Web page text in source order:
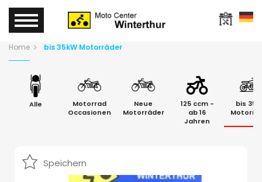
Home bis 35kW Motorräder
Alle
Motorrad
Occasionen
Neue
Motorräder
125 ccm -
ab 16
Jahren
bis
Speichern